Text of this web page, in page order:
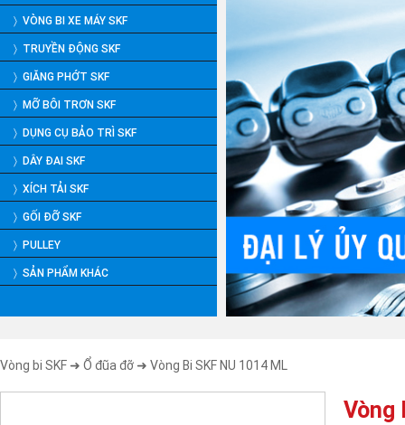
〉 VÒNG BI XE MÁY SKF
〉 TRUYỀN ĐỘNG SKF
〉 GIĂNG PHỚT SKF
〉 MỠ BÔI TRƠN SKF
〉 DỤNG CỤ BẢO TRÌ SKF
〉 DÂY ĐAI SKF
〉 XÍCH TẢI SKF
〉 GỐI ĐỠ SKF
〉 PULLEY
〉 SẢN PHẨM KHÁC
Vòng bi SKF ➜ Ổ đũa đỡ ➜ Vòng Bi SKF NU 1014 ML
Vòng